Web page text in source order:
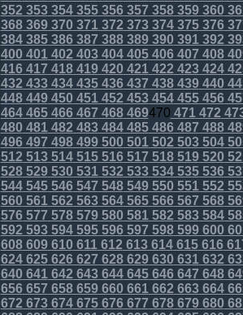
352 353354355356357 358359360
368369370371372 373374375376
384385386387 388389390391392
400401402 403404405406407 408
416417 418419420421422 423424
432 433434435436437 438439440
448449450451452 453454455456
464465466467 468469470 471472
480481482 483484485486487 488
496497 498499500501502 503504
512 513514515516517 518519520
528529530531532 533534535536
544545546547 548549550551552
560561562 563564565566567 568
576577 578579580581582 583584
592 593594595596597 598599600
608609610611612 613614615616
624625626627 628629630631632
640641642 643644645646647 648
656657 658659660661662 663664
672 673674675676677 678679680